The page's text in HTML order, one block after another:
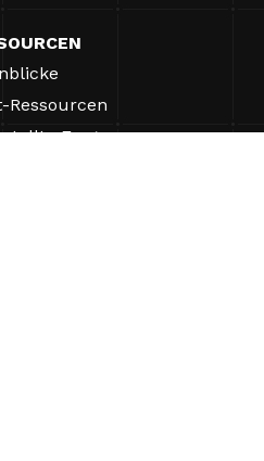
Ressourcen
Fragen